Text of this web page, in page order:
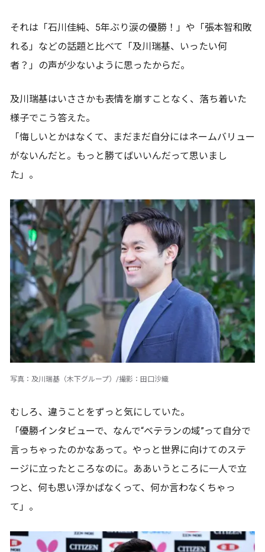
それは「石川佳純、5年ぶり涙の優勝！」や「張本智和敗
れる」などの話題と比べて「及川瑞基、いったい何
者？」の声が少ないように思ったからだ。
及川瑞基はいささかも表情を崩すことなく、落ち着いた
様子でこう答えた。
「悔しいとかはなくて、まだまだ自分にはネームバリュー
がないんだと。もっと勝てばいいんだって思いまし
た」。
写真：及川瑞基（木下グループ）/撮影：田口沙織
むしろ、違うことをずっと気にしていた。
「優勝インタビューで、なんで“ベテランの域”って自分で
言っちゃったのかなあって。やっと世界に向けてのステ
ージに立ったところなのに。ああいうところに一人で立
つと、何も思い浮かばなくって、何か言わなくちゃっ
て」。